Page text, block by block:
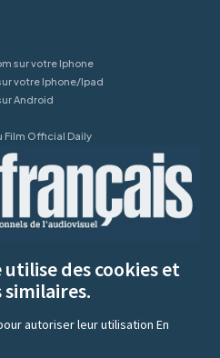
sur votre Iphone
votre Iphone/Ipad
Android
Film Official Daily
utilise des cookies et
autoriser leur utilisationEn